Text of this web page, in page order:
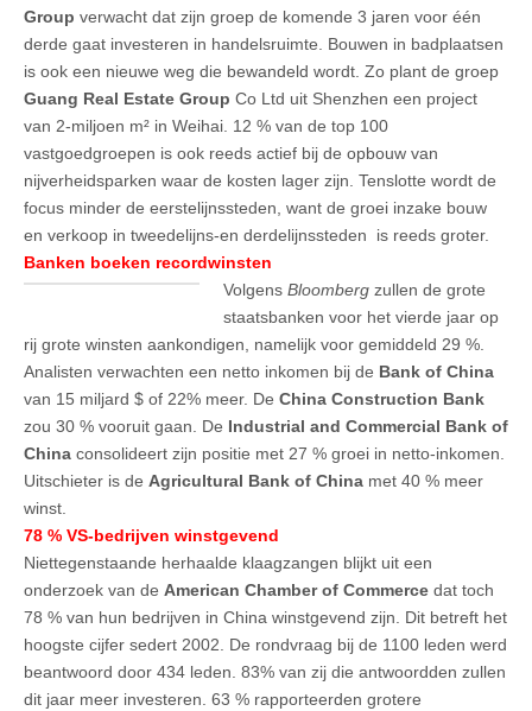
Group verwacht dat zijn groep de komende 3 jaren voor één
derde gaat investeren in handelsruimte. Bouwen in badplaatsen
is ook een nieuwe weg die bewandeld wordt. Zo plant de groep
Guang Real Estate Group Co Ltd uit Shenzhen een project
van 2-miljoen m² in Weihai. 12 % van de top 100
vastgoedgroepen is ook reeds actief bij de opbouw van
nijverheidsparken waar de kosten lager zijn. Tenslotte wordt de
focus minder de eerstelijnssteden, want de groei inzake bouw
en verkoop in tweedelijns-en derdelijnssteden is reeds groter.
Banken boeken recordwinsten
Volgens Bloomberg zullen de grote
staatsbanken voor het vierde jaar op
rij grote winsten aankondigen, namelijk voor gemiddeld 29 %.
Analisten verwachten een netto inkomen bij de Bank of China
van 15 miljard $ of 22% meer. De China Construction Bank
zou 30 % vooruit gaan. De Industrial and Commercial Bank of
China consolideert zijn positie met 27 % groei in netto-inkomen.
Uitschieter is de Agricultural Bank of China met 40 % meer
winst.
78 % VS-bedrijven winstgevend
Niettegenstaande herhaalde klaagzangen blijkt uit een
onderzoek van de American Chamber of Commerce dat toch
78 % van hun bedrijven in China winstgevend zijn. Dit betreft het
hoogste cijfer sedert 2002. De rondvraag bij de 1100 leden werd
beantwoord door 434 leden. 83% van zij die antwoordden zullen
dit jaar meer investeren. 63 % rapporteerden grotere